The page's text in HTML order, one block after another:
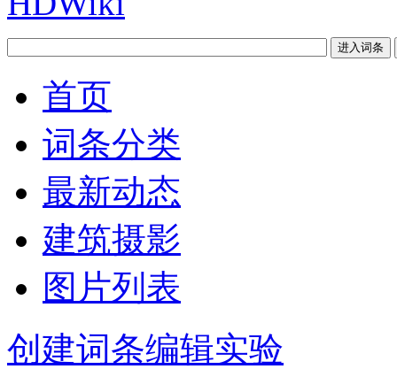
首页
词条分类
最新动态
建筑摄影
图片列表
创建词条编辑实验